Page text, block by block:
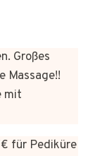
Großes
Massage!!
mit
für Pediküre